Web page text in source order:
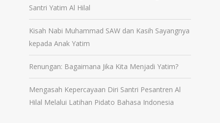
Santri Yatim Al Hilal
Kisah Nabi Muhammad SAW dan Kasih Sayangnya
kepada Anak Yatim
Renungan: Bagaimana Jika Kita Menjadi Yatim?
Mengasah Kepercayaan Diri Santri Pesantren Al
Hilal Melalui Latihan Pidato Bahasa Indonesia